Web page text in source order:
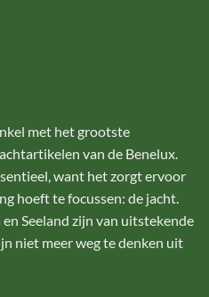
met het grootste
van de Benelux.
want het zorgt ervoor
hoeft te focussen: de jacht.
Seeland zijn van uitstekende
niet meer weg te denken uit